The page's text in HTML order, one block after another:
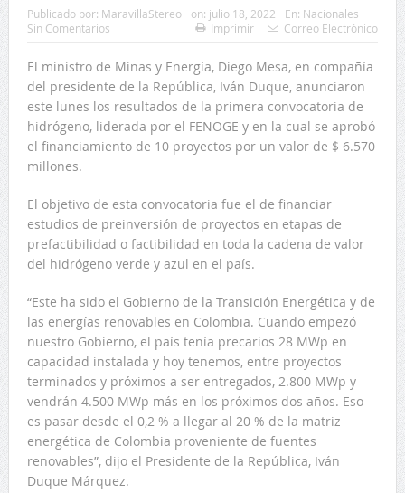
Publicado por: MaravillaStereo on: julio 18, 2022 En: Nacionales
Sin Comentarios
Imprimir Correo Electrónico
El ministro de Minas y Energía, Diego Mesa, en compañía
del presidente de la República, Iván Duque, anunciaron
este lunes los resultados de la primera convocatoria de
hidrógeno, liderada por el FENOGE y en la cual se aprobó
el financiamiento de 10 proyectos por un valor de $ 6.570
millones.
El objetivo de esta convocatoria fue el de financiar
estudios de preinversión de proyectos en etapas de
prefactibilidad o factibilidad en toda la cadena de valor
del hidrógeno verde y azul en el país.
“Este ha sido el Gobierno de la Transición Energética y de
las energías renovables en Colombia. Cuando empezó
nuestro Gobierno, el país tenía precarios 28 MWp en
capacidad instalada y hoy tenemos, entre proyectos
terminados y próximos a ser entregados, 2.800 MWp y
vendrán 4.500 MWp más en los próximos dos años. Eso
es pasar desde el 0,2 % a llegar al 20 % de la matriz
energética de Colombia proveniente de fuentes
renovables”, dijo el Presidente de la República, Iván
Duque Márquez.